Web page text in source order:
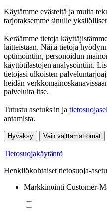
Käytämme evästeitä ja muita
tarjotaksemme sinulle
Keräämme tietoja
laitteistaan. Näitä tietoja
optimointiin, personoidun
käyttötilastojen analysointiin.
tietojasi ulkoisten
heidän
palveluita itse.
Tutustu asetuksiin ja
antamista.
Hyväksy Vain välttämättömät
Tietosuojakäytäntö
Henkilökohtaiset tietosuoja-
Markkinointi Customer-